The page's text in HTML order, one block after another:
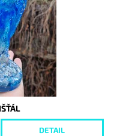
DETAIL